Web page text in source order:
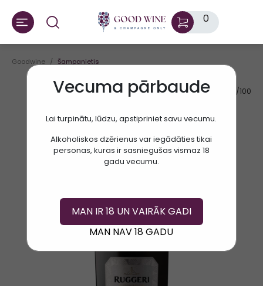
0
Vecuma pārbaude
Lai turpinātu, lūdzu, apstipriniet savu vecumu.
Alkoholiskos dzērienus var iegādāties tikai
personas, kuras ir sasniegušas vismaz 18
gadu vecumu.
MAN IR 18 UN VAIRĀK GADI
MAN NAV 18 GADU
Goodwine Šampanietis
AV.RATE: 91/100